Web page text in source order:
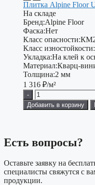
Плитка Alpine
На складе
Бренд:Alpine Floor
Фаска:Нет
Класс опасности:
Класс изностойкости:
Укладка:На клей к
Материал:Кварц-
Толщина:2 мм
1 316 ₽/м²
-
Добавить в корзину
Есть вопросы?
Оставьте заявку на
специалисты свяжутся с
продукции.